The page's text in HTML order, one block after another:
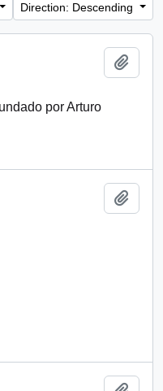
Direction: Descending
por Arturo